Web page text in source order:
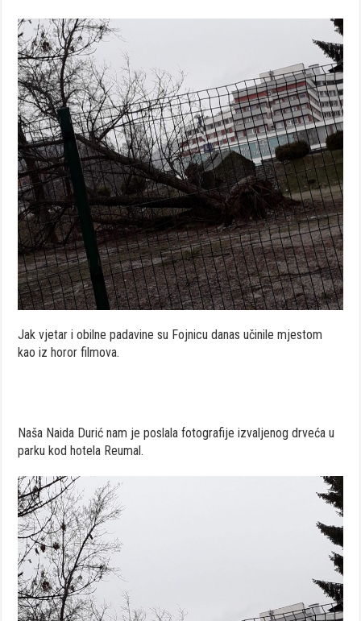
Jak vjetar i obilne padavine su Fojnicu danas učinile mjestom
kao iz horor filmova.
Naša Naida Durić nam je poslala fotografije izvaljenog drveća u
parku kod hotela Reumal.